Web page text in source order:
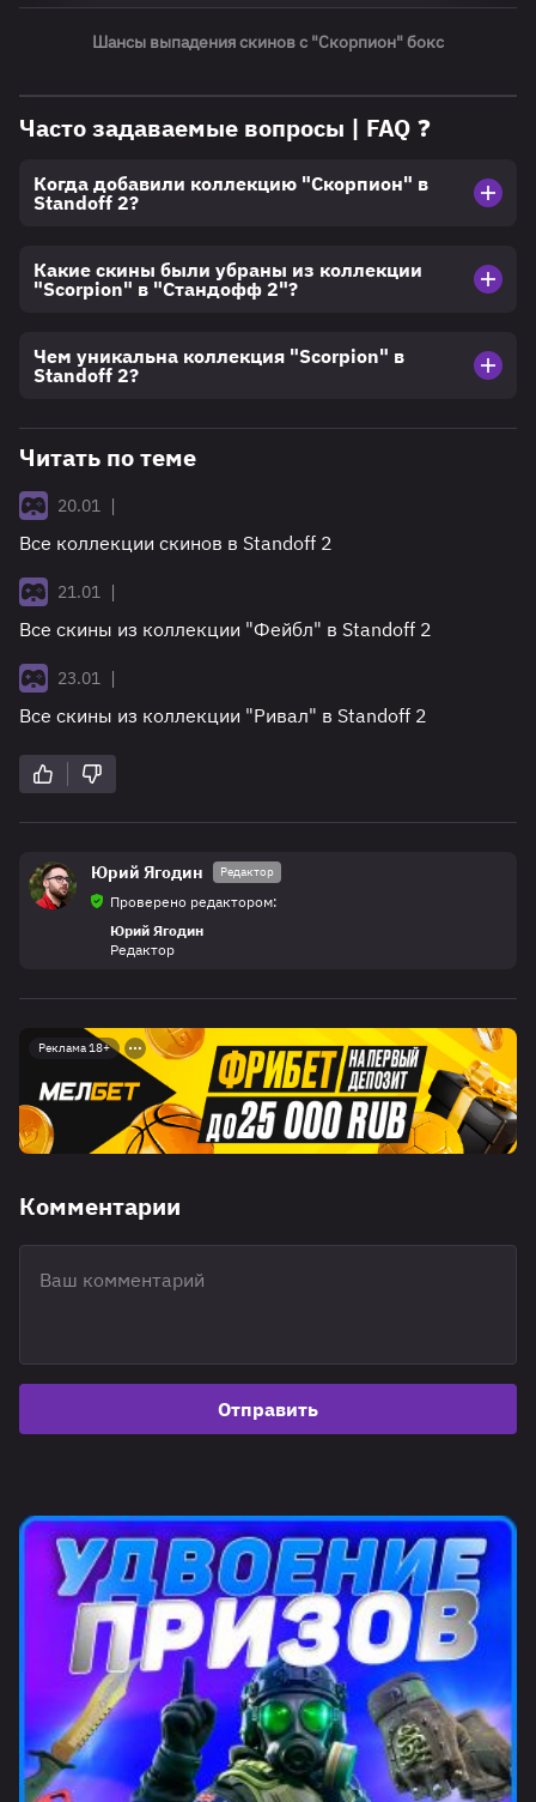
Шансы выпадения скинов с "Скорпион" бокс
Часто задаваемые вопросы | FAQ ❓
Когда добавили коллекцию "Скорпион" в
Standoff 2?
Какие скины были убраны из коллекции
"Scorpion" в "Стандофф 2"?
Чем уникальна коллекция "Scorpion" в
Standoff 2?
Читать по теме
20.01 |
Все коллекции скинов в Standoff 2
21.01 |
Все скины из коллекции "Фейбл" в Standoff 2
23.01 |
Все скины из коллекции "Ривал" в Standoff 2
Юрий Ягодин Редактор
Проверено редактором:
Юрий Ягодин
Редактор
Реклама 18+
Комментарии
Отправить